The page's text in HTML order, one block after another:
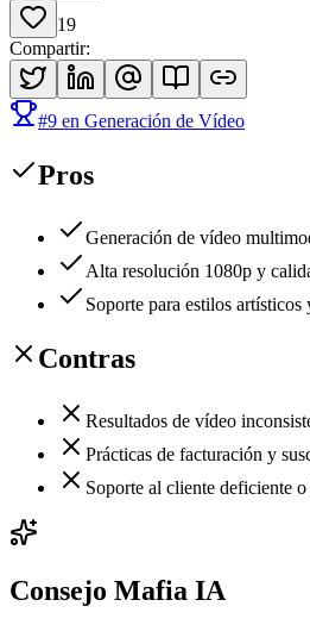
19
Compartir:
#9 en Generación de Vídeo
Pros
Generación de vídeo
Alta resolución 1080p y
Soporte para estilos artísticos
Contras
Resultados de vídeo
Prácticas de facturación y
Soporte al cliente deficiente
Consejo Mafia IA